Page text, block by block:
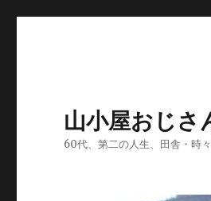
山小屋おじさ
60代、第二の人生、田舎・時